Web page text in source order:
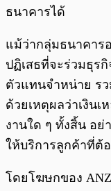
ธนาคารได้
แม้ว่ากลุ่มธนาคาร
ปฏิเสธที่จะร่วมธุร
ตัวแทนจำหน่าย ร
ด้วยเหตุผลว่าเงิน
งานใด ๆ ทั้งสิ้น อย่
ให้บริการลูกค้าที่ต้
โดยโฆษกของ